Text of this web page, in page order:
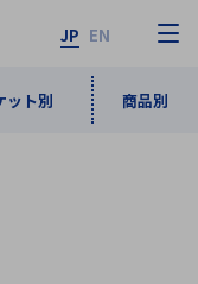
JP EN
ット別 商品別
ーション